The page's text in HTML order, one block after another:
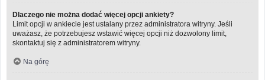
Dlaczego nie można dodać więcej opcji ankiety?
Limit opcji w ankiecie jest ustalany przez administratora witryny. Jeśli
uważasz, że potrzebujesz wstawić więcej opcji niż dozwolony limit,
skontaktuj się z administratorem witryny.
Na górę